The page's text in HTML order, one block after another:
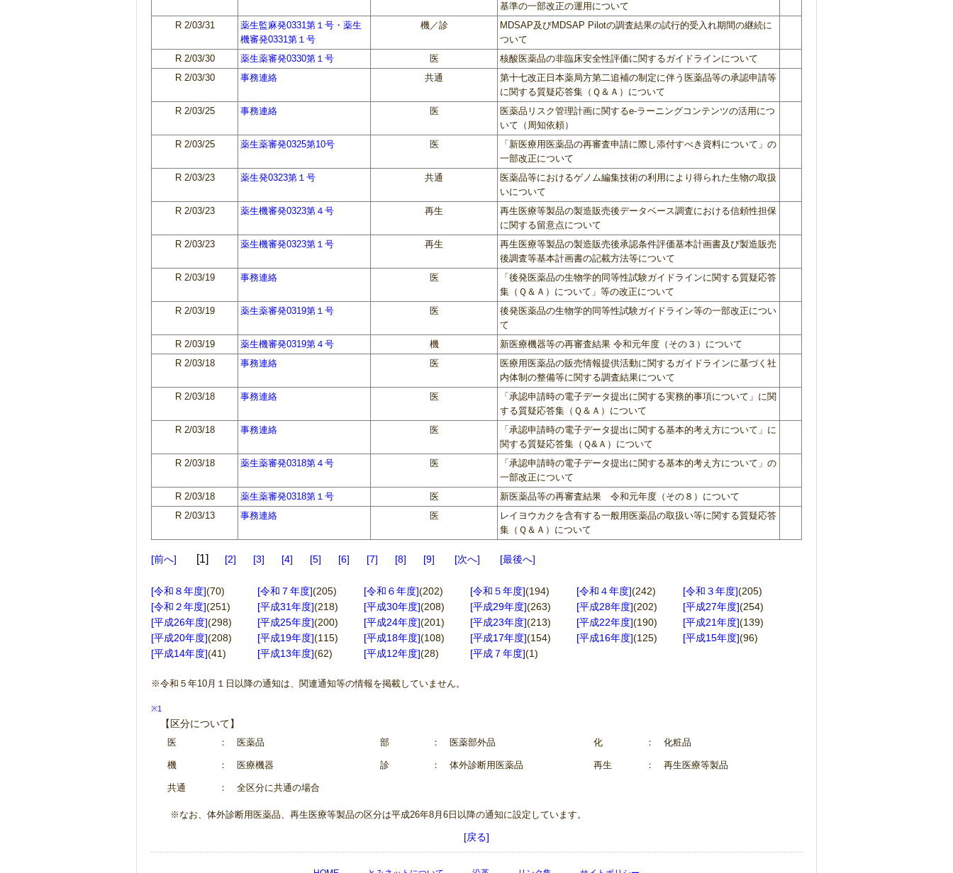
基準の一部改正の運用について
R 2/03/31
薬生監麻発0331第１号・薬生
機審発0331第１号
機／診
MDSAP及びMDSAP Pilotの調査結果の試行的受入れ期間の継続に
ついて
R 2/03/30
薬生薬審発0330第１号 医
核酸医薬品の非臨床安全性評価に関するガイドラインについて
R 2/03/30
事務連絡 共通
第十七改正日本薬局方第二追補の制定に伴う医薬品等の承認申請等
に関する質疑応答集（Ｑ＆Ａ）について
R 2/03/25
事務連絡 医
医薬品リスク管理計画に関するe-ラーニングコンテンツの活用につ
いて（周知依頼）
R 2/03/25
薬生薬審発0325第10号 医
「新医療用医薬品の再審査申請に際し添付すべき資料について」の
一部改正について
R 2/03/23
薬生発0323第１号 共通
医薬品等におけるゲノム編集技術の利用により得られた生物の取扱
いについて
R 2/03/23
薬生機審発0323第４号 再生
再生医療等製品の製造販売後データベース調査における信頼性担保
に関する留意点について
R 2/03/23
薬生機審発0323第１号 再生
再生医療等製品の製造販売後承認条件評価基本計画書及び製造販売
後調査等基本計画書の記載方法等について
R 2/03/19
事務連絡 医
「後発医薬品の生物学的同等性試験ガイドラインに関する質疑応答
集（Ｑ＆Ａ）について」等の改正について
R 2/03/19
薬生薬審発0319第１号 医
後発医薬品の生物学的同等性試験ガイドライン等の一部改正につい
て
R 2/03/19
薬生機審発0319第４号 機
新医療機器等の再審査結果 令和元年度（その３）について
R 2/03/18
事務連絡 医
医療用医薬品の販売情報提供活動に関するガイドラインに基づく社
内体制の整備等に関する調査結果について
R 2/03/18
事務連絡 医
「承認申請時の電子データ提出に関する実務的事項について」に関
する質疑応答集（Ｑ＆Ａ）について
R 2/03/18
事務連絡 医
「承認申請時の電子データ提出に関する基本的考え方について」に
関する質疑応答集（Ｑ&Ａ）について
R 2/03/18
薬生薬審発0318第４号 医
「承認申請時の電子データ提出に関する基本的考え方について」の
一部改正について
R 2/03/18
薬生薬審発0318第１号 医
新医薬品等の再審査結果 令和元年度（その８）について
R 2/03/13
事務連絡 医
レイヨウカクを含有する一般用医薬品の取扱い等に関する質疑応答
集（Ｑ＆Ａ）について
前へ 1 2 3 4 5 6 7 8 9 次へ 最後へ
[令和８年度](70) [令和７年度](205) [令和６年度](202) [令和５年度](194) [令和４年度](242) [令和３年度](205)
[令和２年度](251) [平成31年度](218) [平成30年度](208) [平成29年度](263) [平成28年度](202) [平成27年度](254)
[平成26年度](298) [平成25年度](200) [平成24年度](201) [平成23年度](213) [平成22年度](190) [平成21年度](139)
[平成20年度](208) [平成19年度](115) [平成18年度](108) [平成17年度](154) [平成16年度](125) [平成15年度](96)
[平成14年度](41) [平成13年度](62) [平成12年度](28) [平成７年度](1)
※令和５年10月１日以降の通知は、関連通知等の情報を掲載していません。
※1
【区分について】
医 ： 医薬品 部 ： 医薬部外品 化 ： 化粧品
機 ： 医療機器 診 ： 体外診断用医薬品 再生 ： 再生医療等製品
共通 ： 全区分に共通の場合
※なお、体外診断用医薬品、再生医療等製品の区分は平成26年8月6日以降の通知に設定しています。
[戻る]